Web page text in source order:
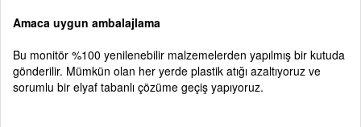
Amaca uygun ambalajlama
Bu monitör %100 yenilenebilir malzemelerden yapılmış bir kutuda
gönderilir. Mümkün olan her yerde plastik atığı azaltıyoruz ve
sorumlu bir elyaf tabanlı çözüme geçiş yapıyoruz.